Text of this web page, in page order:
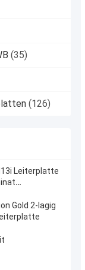
(35)
(126)
Leiterplatte
Gold 2-lagig